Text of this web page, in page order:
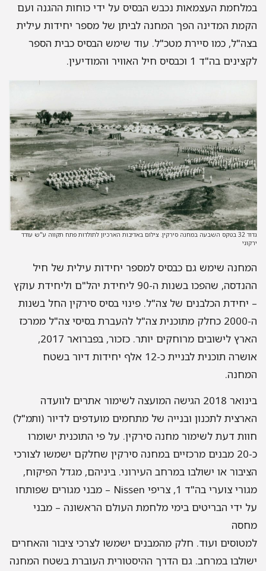
במלחמת העצמאות נכבש הבסיס על ידי כוחות ההגנה ועם
הקמת המדינה הפך המחנה לביתן של מספר יחידות עילית
בצה"ל, כמו סיירת מטכ"ל. עוד שימש הבסיס כבית הספר
לקצינים בה"ד וכבסיס חיל האוויר והמודיעין.
גדוד 32 בטקס השבעה במחנה סירקין. צילום באדיבות הארכיון לתולדות פתח תקווה ע"ש עודד
ירקוני
המחנה שימש גם כבסיס למספר יחידות עילית של חיל
ההנדסה, שהפכו בשנות ה-90 ליחידת יהל"ם וליחידת עוקץ
– יחידת הכלבנים של צה"ל. פינוי בסיס סירקין החל בשנות
ה-2000 כחלק מתוכנית צה"ל להעברת בסיסי צה"ל ממרכז
הארץ לישובים מרוחקים יותר. כזכור, בפברואר
אושרה תוכנית לבניית כ-12
אלף יחידות דיור בשטח
המחנה.
בינואר
הגישה המועצה לשימור אתרים לוועדה
הארצית לתכנון ובנייה של מתחמים מועדפים לדיור (ותמ"ל)
חוות דעת לשימור מחנה סירקין. על פי התוכנית ישומרו
כ-20
מבנים מרכזיים במחנה סירקין שחלקם ישמשו לצורכי
הציבור או ישולבו במרחב העירוני. ביניהם, מגדל הפיקוח,
מגורי צוערי בה"ד 1, צריפי Nissen – מבני מגורים שפותחו
על ידי הבריטים בימי מלחמת העולם הראשונה – מבני
מחסה
למטוסים ועוד. חלק מהמבנים ישמשו לצרכי ציבור והאחרים
ישולבו במרחב. גם הדרך ההיסטורית העוברת בשטח המחנה